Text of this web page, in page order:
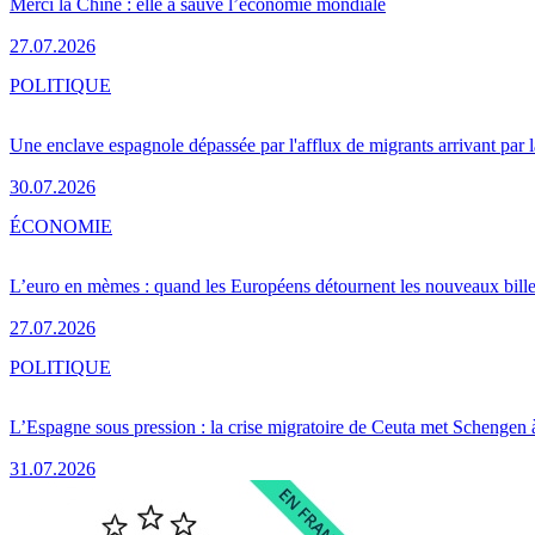
27.07.2026
Une enclave espagnole dépassée par l'afflux de migrants arrivant par
30.07.2026
POLITIQUE
L’euro en mèmes : quand les Européens détournent les nouveaux
27.07.2026
ÉCONOMIE
L’Espagne sous pression : la crise migratoire de Ceuta met Schengen
31.07.2026
POLITIQUE